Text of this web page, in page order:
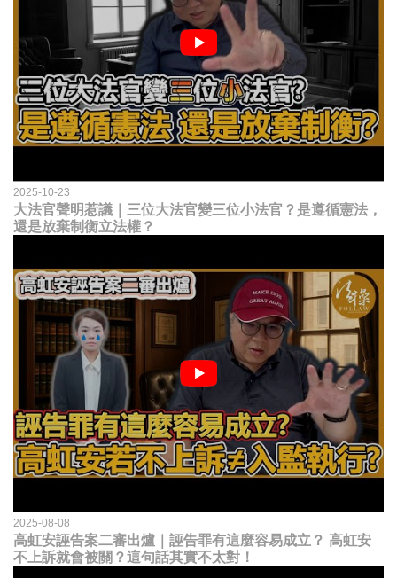
2025-10-23
大法官聲明惹議｜三位大法官變三位小法官？是遵循憲法，
還是放棄制衡立法權？
2025-08-08
高虹安誣告案二審出爐｜誣告罪有這麼容易成立？ 高虹安
不上訴就會被關？這句話其實不太對！